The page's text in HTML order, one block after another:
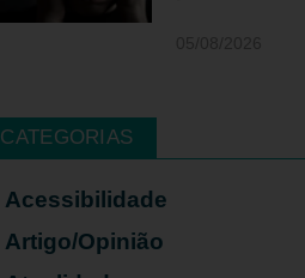
CATEGORIAS
Acessibilidade
Artigo/Opinião